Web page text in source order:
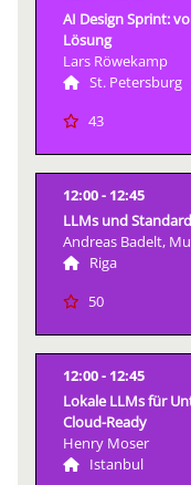
AI Design Sprint:
Lösung
Lars Röwekamp
St. Petersburg
43
12:00
12:45
LLMs und
Andreas Badelt,
Riga
50
12:00
12:45
Lokale LLMs für
Cloud-Ready
Henry Moser
Istanbul